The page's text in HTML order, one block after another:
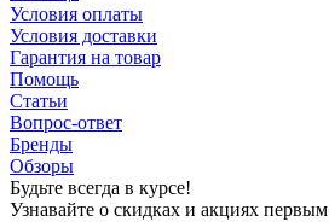
Условия оплаты
Условия доставки
Гарантия на товар
Помощь
Статьи
Вопрос-ответ
Бренды
Обзоры
Будьте всегда в курсе!
Узнавайте о скидках и акциях первым